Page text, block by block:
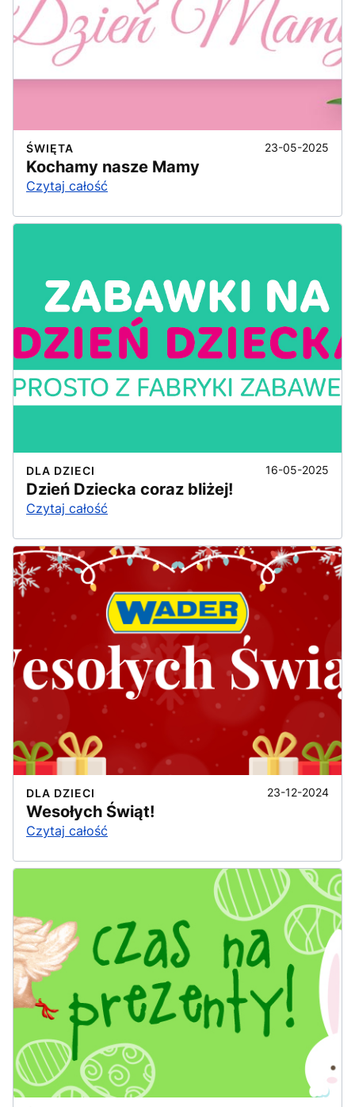
ŚWIĘTA 23-05-2025
Kochamy nasze Mamy
Czytaj całość
DLA DZIECI 16-05-2025
Dzień Dziecka coraz bliżej!
Czytaj całość
DLA DZIECI 23-12-2024
Wesołych Świąt!
Czytaj całość